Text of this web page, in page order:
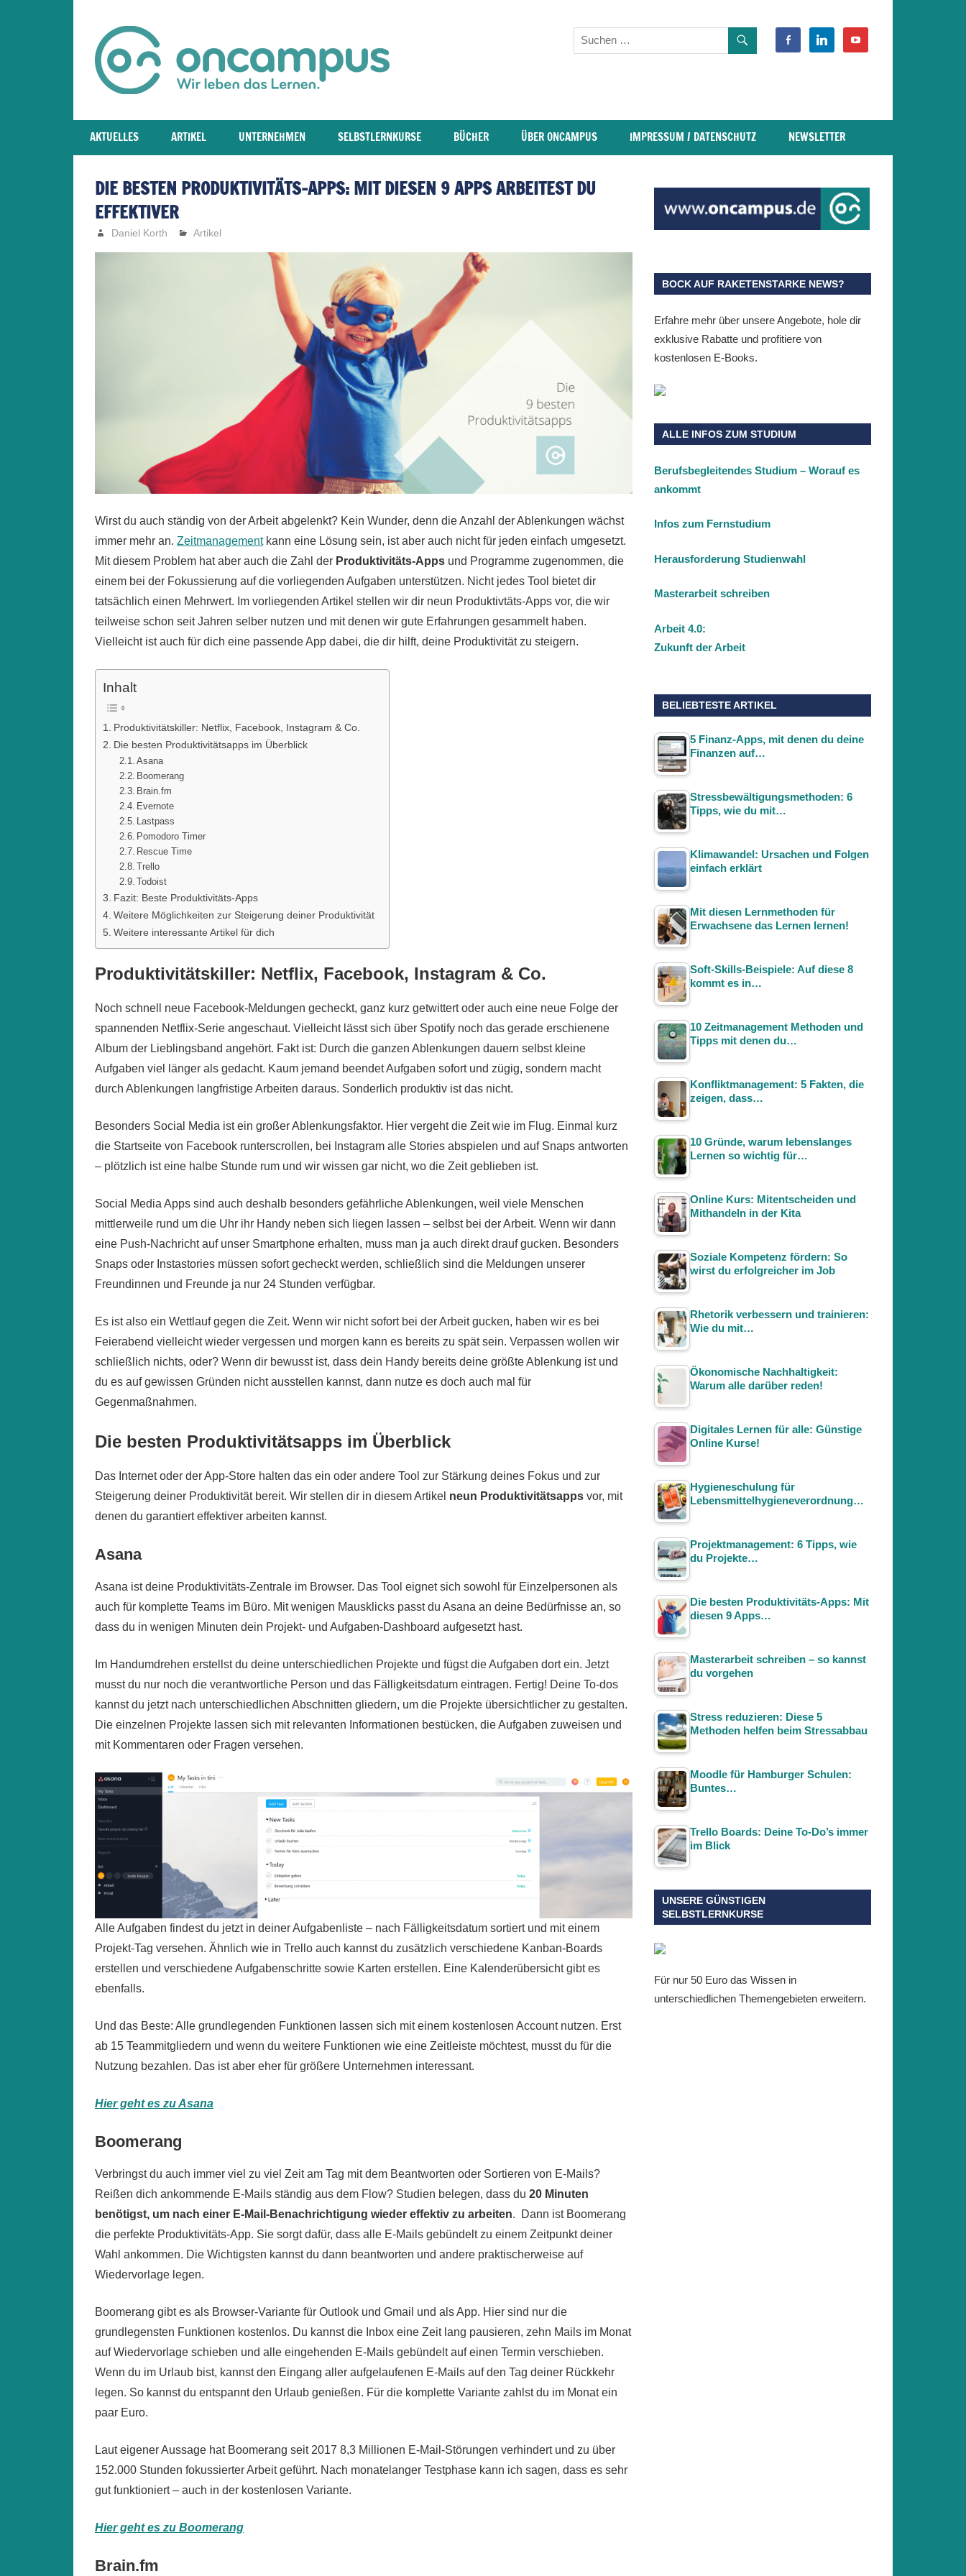
springen
Weiterbildung,
Wissen
of
Learning
facebook-
alt
linkedin youtube
AKTUELLES ARTIKEL UNTERNEHMEN SELBSTLERNKURSE BÜCHER ÜBER ONCAMPUS IMPRESSUM / DATENSCHUTZ NEWSLETTER
DIE BESTEN PRODUKTIVITÄTS-APPS: MIT DIESEN 9 APPS ARBEITEST DU
EFFEKTIVER
Daniel Korth Artikel
Wirst du auch ständig von der Arbeit abgelenkt? Kein Wunder, denn die Anzahl der Ablenkungen wächst
immer mehr an. Zeitmanagementkann eine Lösung sein, ist aber auch nicht für jeden einfach umgesetzt.
Mit diesem Problem hat aber auch die Zahl der Produktivitäts-Apps und Programme zugenommen, die
einem bei der Fokussierung auf die vorliegenden Aufgaben unterstützen. Nicht jedes Tool bietet dir
tatsächlich einen Mehrwert. Im vorliegenden Artikel stellen wir dir neun Produktivtäts-Apps vor, die wir
teilweise schon seit Jahren selber nutzen und mit denen wir gute Erfahrungen gesammelt haben.
Vielleicht ist auch für dich eine passende App dabei, die dir hilft, deine Produktivität zu steigern.
Inhalt
Produktivitätskiller: Netflix, Facebook, Instagram & Co.
Die besten Produktivitätsapps im Überblick
Asana
Boomerang
Brain.fm
Evernote
Lastpass
Pomodoro Timer
Rescue Time
Trello
Todoist
Fazit: Beste Produktivitäts-Apps
Weitere Möglichkeiten zur Steigerung deiner Produktivität
Weitere interessante Artikel für dich
Produktivitätskiller: Netflix, Facebook, Instagram & Co.
Noch schnell neue Facebook-Meldungen gecheckt, ganz kurz getwittert oder auch eine neue Folge der
spannenden Netflix-Serie angeschaut. Vielleicht lässt sich über Spotify noch das gerade erschienene
Album der Lieblingsband angehört. Fakt ist: Durch die ganzen Ablenkungen dauern selbst kleine
Aufgaben viel länger als gedacht. Kaum jemand beendet Aufgaben sofort und zügig, sondern macht
durch Ablenkungen langfristige Arbeiten daraus. Sonderlich produktiv ist das nicht.
Besonders Social Media ist ein großer Ablenkungsfaktor. Hier vergeht die Zeit wie im Flug. Einmal kurz
die Startseite von Facebook runterscrollen, bei Instagram alle Stories abspielen und auf Snaps antworten
– plötzlich ist eine halbe Stunde rum und wir wissen gar nicht, wo die Zeit geblieben ist.
Social Media Apps sind auch deshalb besonders gefährliche Ablenkungen, weil viele Menschen
mittlerweile rund um die Uhr ihr Handy neben sich liegen lassen – selbst bei der Arbeit. Wenn wir dann
eine Push-Nachricht auf unser Smartphone erhalten, muss man ja auch direkt drauf gucken. Besonders
Snaps oder Instastories müssen sofort gecheckt werden, schließlich sind die Meldungen unserer
Freundinnen und Freunde ja nur 24 Stunden verfügbar.
Es ist also ein Wettlauf gegen die Zeit. Wenn wir nicht sofort bei der Arbeit gucken, haben wir es bei
Feierabend vielleicht wieder vergessen und morgen kann es bereits zu spät sein. Verpassen wollen wir
schließlich nichts, oder? Wenn dir bewusst ist, dass dein Handy bereits deine größte Ablenkung ist und
du es auf gewissen Gründen nicht ausstellen kannst, dann nutze es doch auch mal für
Gegenmaßnahmen.
Die besten Produktivitätsapps im Überblick
Das Internet oder der App-Store halten das ein oder andere Tool zur Stärkung deines Fokus und zur
Steigerung deiner Produktivität bereit. Wir stellen dir in diesem Artikel neun Produktivitätsapps vor, mit
denen du garantiert effektiver arbeiten kannst.
Asana
Asana ist deine Produktivitäts-Zentrale im Browser. Das Tool eignet sich sowohl für Einzelpersonen als
auch für komplette Teams im Büro. Mit wenigen Mausklicks passt du Asana an deine Bedürfnisse an, so
dass du in wenigen Minuten dein Projekt- und Aufgaben-Dashboard aufgesetzt hast.
Im Handumdrehen erstellst du deine unterschiedlichen Projekte und fügst die Aufgaben dort ein. Jetzt
musst du nur noch die verantwortliche Person und das Fälligkeitsdatum eintragen. Fertig! Deine To-dos
kannst du jetzt nach unterschiedlichen Abschnitten gliedern, um die Projekte übersichtlicher zu gestalten.
Die einzelnen Projekte lassen sich mit relevanten Informationen bestücken, die Aufgaben zuweisen und
mit Kommentaren oder Fragen versehen.
Alle Aufgaben findest du jetzt in deiner Aufgabenliste – nach Fälligkeitsdatum sortiert und mit einem
Projekt-Tag versehen. Ähnlich wie in Trello auch kannst du zusätzlich verschiedene Kanban-Boards
erstellen und verschiedene Aufgabenschritte sowie Karten erstellen. Eine Kalenderübersicht gibt es
ebenfalls.
Und das Beste: Alle grundlegenden Funktionen lassen sich mit einem kostenlosen Account nutzen. Erst
ab 15 Teammitgliedern und wenn du weitere Funktionen wie eine Zeitleiste möchtest, musst du für die
Nutzung bezahlen. Das ist aber eher für größere Unternehmen interessant.
Hier geht es zu Asana
Boomerang
Verbringst du auch immer viel zu viel Zeit am Tag mit dem Beantworten oder Sortieren von E-Mails?
Reißen dich ankommende E-Mails ständig aus dem Flow? Studien belegen, dass du 20 Minuten
benötigst, um nach einer E-Mail-Benachrichtigung wieder effektiv zu arbeiten. Dann ist Boomerang
die perfekte Produktivitäts-App. Sie sorgt dafür, dass alle E-Mails gebündelt zu einem Zeitpunkt deiner
Wahl ankommen. Die Wichtigsten kannst du dann beantworten und andere praktischerweise auf
Wiedervorlage legen.
Boomerang gibt es als Browser-Variante für Outlook und Gmail und als App. Hier sind nur die
grundlegensten Funktionen kostenlos. Du kannst die Inbox eine Zeit lang pausieren, zehn Mails im Monat
auf Wiedervorlage schieben und alle eingehenden E-Mails gebündelt auf einen Termin verschieben.
Wenn du im Urlaub bist, kannst den Eingang aller aufgelaufenen E-Mails auf den Tag deiner Rückkehr
legen. So kannst du entspannt den Urlaub genießen. Für die komplette Variante zahlst du im Monat ein
paar Euro.
Laut eigener Aussage hat Boomerang seit 2017 8,3 Millionen E-Mail-Störungen verhindert und zu über
152.000 Stunden fokussierter Arbeit geführt. Nach monatelanger Testphase kann ich sagen, dass es sehr
gut funktioniert – auch in der kostenlosen Variante.
Hier geht es zu Boomerang
Brain.fm
BOCK AUF RAKETENSTARKE NEWS?
Erfahre mehr über unsere Angebote, hole dir
exklusive Rabatte und profitiere von
kostenlosen E-Books.
ALLE INFOS ZUM STUDIUM
Berufsbegleitendes Studium – Worauf es
ankommt
Infos zum Fernstudium
Herausforderung Studienwahl
Masterarbeit schreiben
Arbeit 4.0:
Zukunft der Arbeit
BELIEBTESTE ARTIKEL
5 Finanz-Apps, mit denen du deine
Finanzen auf…
Stressbewältigungsmethoden: 6
Tipps, wie du mit…
Klimawandel: Ursachen und Folgen
einfach erklärt
Mit diesen Lernmethoden für
Erwachsene das Lernen lernen!
Soft-Skills-Beispiele: Auf diese 8
kommt es in…
10 Zeitmanagement Methoden und
Tipps mit denen du…
Konfliktmanagement: 5 Fakten, die
zeigen, dass…
10 Gründe, warum lebenslanges
Lernen so wichtig für…
Online Kurs: Mitentscheiden und
Mithandeln in der Kita
Soziale Kompetenz fördern: So
wirst du erfolgreicher im Job
Rhetorik verbessern und trainieren:
Wie du mit…
Ökonomische Nachhaltigkeit:
Warum alle darüber reden!
Digitales Lernen für alle: Günstige
Online Kurse!
Hygieneschulung für
Lebensmittelhygieneverordnung…
Projektmanagement: 6 Tipps, wie
du Projekte…
Die besten Produktivitäts-Apps: Mit
diesen 9 Apps…
Masterarbeit schreiben – so kannst
du vorgehen
Stress reduzieren: Diese 5
Methoden helfen beim Stressabbau
Moodle für Hamburger Schulen:
Buntes…
Trello Boards: Deine To-Do’s immer
im Blick
UNSERE GÜNSTIGEN
SELBSTLERNKURSE
Für nur 50 Euro das Wissen in
unterschiedlichen Themengebieten erweitern.